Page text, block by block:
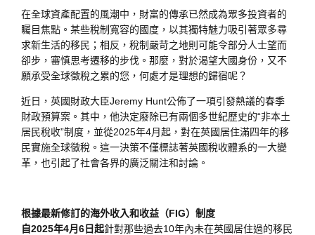
在全球資產配置的風潮中，財富的傳承已然成為眾多投資者的
矚目焦點。某些稅制寬容的國度，以其獨特魅力吸引著眾多尋
求新生活的移民；相反，稅制嚴苛之地則可能令部分人士望而
卻步，審慎思考遷移的步伐。那麼，對於渴望大國身份，又不
願承受全球徵稅之累的您，何處才是理想的歸宿呢？
近日，英國財政大臣Jeremy Hunt公佈了一項引發熱議的春季
財政預算案。其中，他決定廢除已有兩個多世紀歷史的“非本土
居民稅收”制度，並從2025年4月起，對在英國居住滿四年的移
民實施全球徵稅。這一決策不僅標誌著英國稅收體系的一大變
革，也引起了社會各界的廣泛關注和討論。
根據最新修訂的海外收入和收益（FIG）制度
自2025年4月6日起針對那些過去10年內未在英國居住過的移民